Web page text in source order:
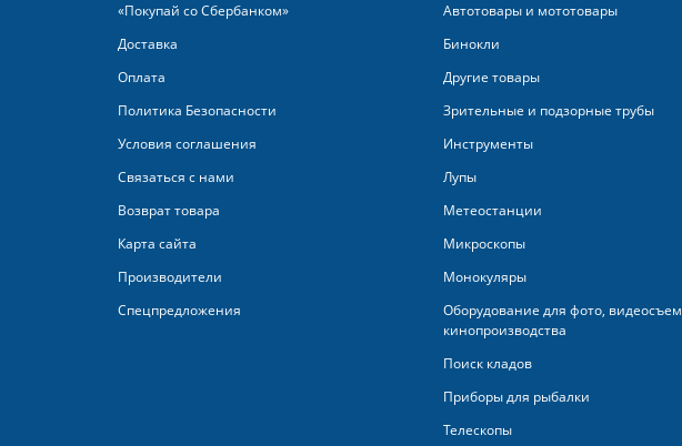
«Покупай со Сбербанком»‎
Доставка
Оплата
Политика Безопасности
Условия соглашения
Связаться с нами
Возврат товара
Карта сайта
Производители
Спецпредложения
Автотовары и мототовары
Бинокли
Другие товары
Зрительные и подзорные трубы
Инструменты
Лупы
Метеостанции
Микроскопы
Монокуляры
Оборудование для фото,
кинопроизводства
Поиск кладов
Приборы для рыбалки
Телескопы